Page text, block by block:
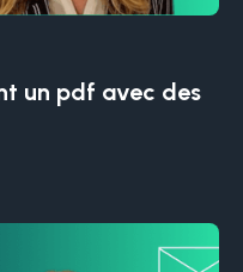
un pdf avec des